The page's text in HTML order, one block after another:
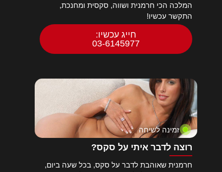
המלכה הכי חרמנית ושווה, סקסית ומחנכת,
התקשר עכשיו!
חייג עכשיו:
03-6145977
זמינה לשיחה
רוצה לדבר איתי על סקס?
חרמנית שאוהבת לדבר על סקס, בכל שעה ביום,